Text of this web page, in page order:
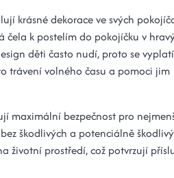
krásné dekorace ve svých
čela k postelím do pokojíčku v
děti často nudí, proto se vyplatí
trávení volného času a pomoci jim
maximální bezpečnost pro
škodlivých a potenciálně
životní prostředí, což potvrzují